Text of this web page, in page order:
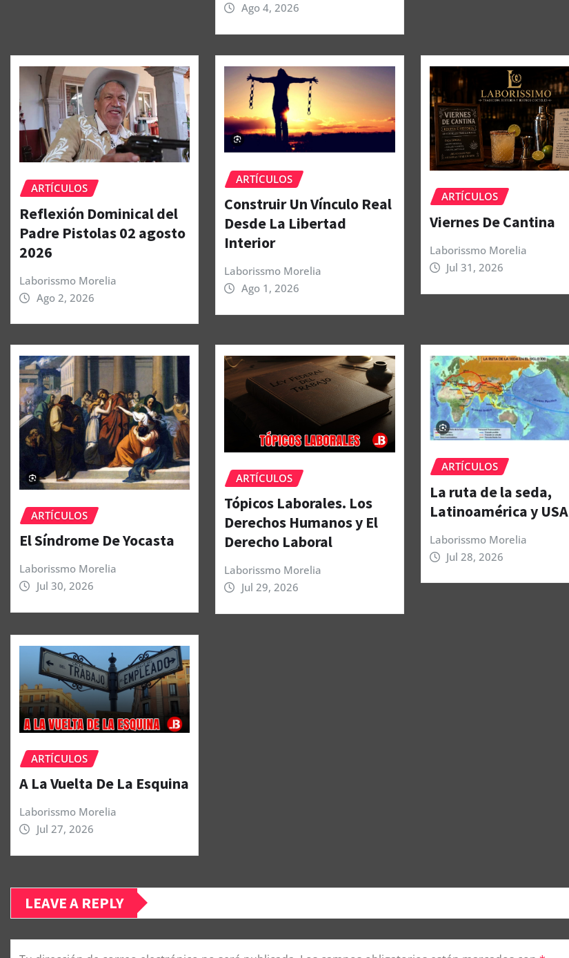
Ago 4, 2026
ARTÍCULOS
Reflexión Dominical del
Padre Pistolas 02 agosto
2026
Laborissmo Morelia
Ago 2, 2026
ARTÍCULOS
Construir Un Vínculo Real
Desde La Libertad
Interior
Laborissmo Morelia
Ago 1, 2026
ARTÍCULOS
Viernes De Cantina
Laborissmo Morelia
Jul 31, 2026
ARTÍCULOS
El Síndrome De Yocasta
Laborissmo Morelia
Jul 30, 2026
ARTÍCULOS
Tópicos Laborales. Los
Derechos Humanos y El
Derecho Laboral
Laborissmo Morelia
Jul 29, 2026
ARTÍCULOS
La ruta de la seda,
Latinoamérica y USA
Laborissmo Morelia
Jul 28, 2026
ARTÍCULOS
A La Vuelta De La Esquina
Laborissmo Morelia
Jul 27, 2026
LEAVE A REPLY